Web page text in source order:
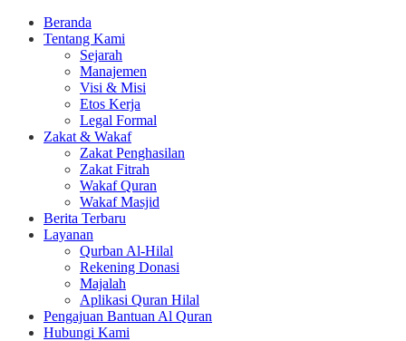
Beranda
Tentang Kami
Sejarah
Manajemen
Visi & Misi
Etos Kerja
Legal Formal
Zakat & Wakaf
Zakat Penghasilan
Zakat Fitrah
Wakaf Quran
Wakaf Masjid
Berita Terbaru
Layanan
Qurban Al-Hilal
Rekening Donasi
Majalah
Aplikasi Quran Hilal
Pengajuan Bantuan Al Quran
Hubungi Kami